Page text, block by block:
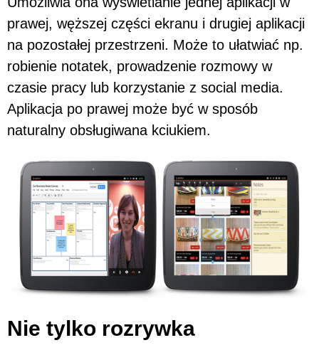
prawej, węższej części ekranu i drugiej aplikacji
na pozostałej przestrzeni. Może to ułatwiać np.
robienie notatek, prowadzenie rozmowy w
czasie pracy lub korzystanie z social media.
Aplikacja po prawej może być w sposób
naturalny obsługiwana kciukiem.
Nie tylko rozrywka